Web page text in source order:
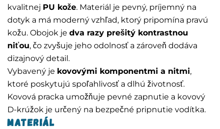
kvalitnej PU kože. Materiál je pevný, príjemný na
dotyk a má moderný vzhľad, ktorý pripomína pravú
kožu. Obojok je dva razy prešitý kontrastnou
niťou, čo zvyšuje jeho odolnosť a zároveň dodáva
dizajnový detail.
Vybavený je kovovými komponentmi a nitmi,
ktoré poskytujú spoľahlivosť a dlhú životnosť.
Kovová pracka umožňuje pevné zapnutie a kovový
D-krúžok je určený na bezpečné pripnutie vodítka.
Materiál